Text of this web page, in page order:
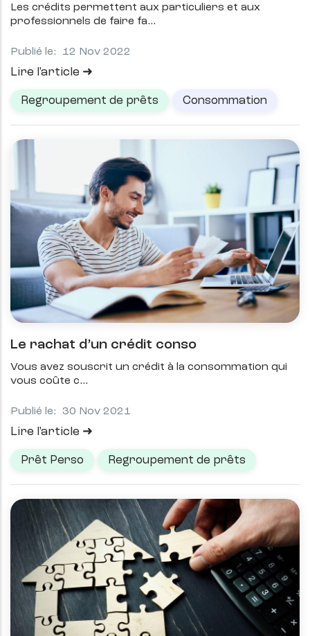
Les crédits permettent aux particuliers et aux
professionnels de faire fa
Publié le: 12 Nov 2022
Lire l'article
Regroupement de prêts Consommation
Le rachat d’un crédit conso
Vous avez souscrit un crédit à la consommation qui
vous coûte c
Publié le: 30 Nov 2021
Lire l'article
Prêt Perso Regroupement de prêts